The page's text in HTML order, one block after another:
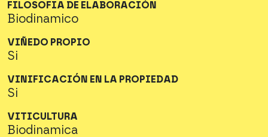
FILOSOFIA DE ELABORACIÓN
Biodinamico
VIÑEDO PROPIO
Si
VINIFICACIÓN EN LA PROPIEDAD
Si
VITICULTURA
Biodinamica